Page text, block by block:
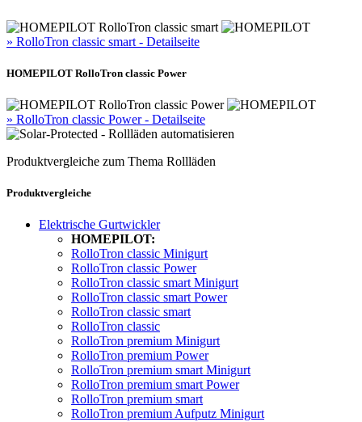
» RolloTron classic smart - Detailseite
HOMEPILOT RolloTron classic Power
» RolloTron classic Power - Detailseite
Produktvergleiche zum Thema Rollläden
Produktvergleiche
Elektrische Gurtwickler
HOMEPILOT:
RolloTron classic Minigurt
RolloTron classic Power
RolloTron classic smart Minigurt
RolloTron classic smart Power
RolloTron classic smart
RolloTron classic
RolloTron premium Minigurt
RolloTron premium Power
RolloTron premium smart Minigurt
RolloTron premium smart Power
RolloTron premium smart
RolloTron premium Aufputz Minigurt